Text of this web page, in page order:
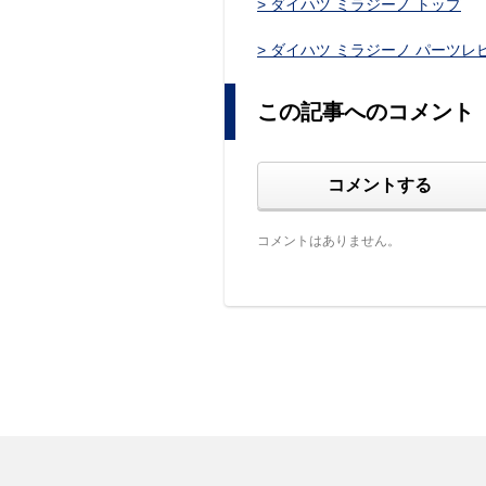
> ダイハツ ミラジーノ トップ
> ダイハツ ミラジーノ パーツレ
この記事へのコメント
コメントする
コメントはありません。